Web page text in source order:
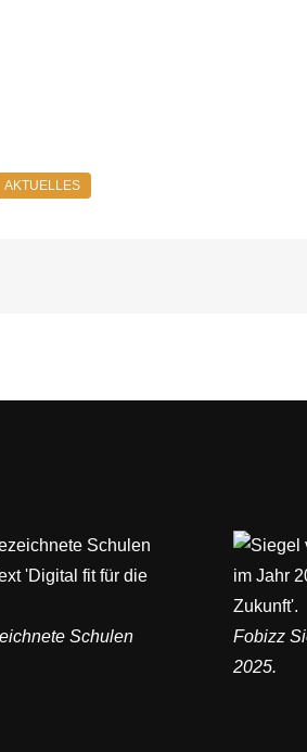
Schulen
Fobizz
2025.